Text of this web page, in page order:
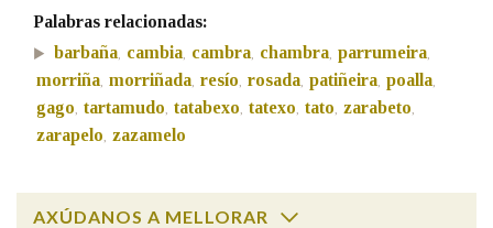
BUSCAR NO CONTIDO
Nas definicións
Nos exemplos
Palabras relacionadas:
barbaña cambia cambra chambra parrumeira
morriña morriñada resío rosada patiñeira poalla
gago tartamudo tatabexo tatexo tato zarabeto
zarapelo zazamelo
AXÚDANOS A MELLORAR